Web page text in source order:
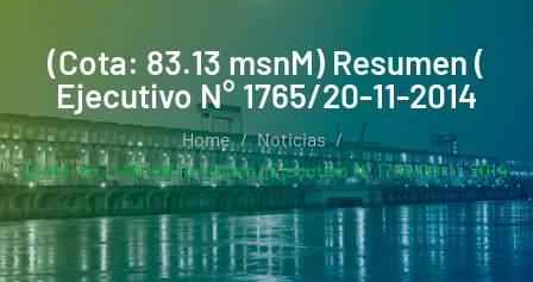
(Cota: 83.13 msnM) Resumen (
Ejecutivo N° 1765/20-11-2014
Home
Noticias
(Cota: 83.13 MsnM) Resumen ( Ejecutivo N° 1765/20-11-2014